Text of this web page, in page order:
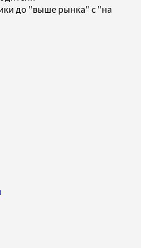
до "выше рынка" с "на